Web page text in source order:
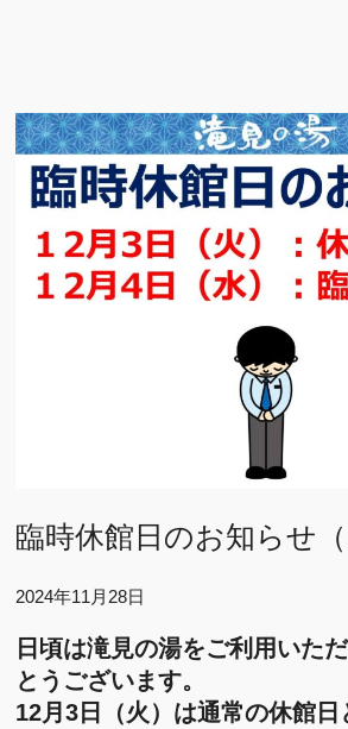
臨時休館日のお知らせ（
2024年11月28日
日頃は滝見の湯をご利用いた
とうございます。
12月3日（火）は通常の休館日